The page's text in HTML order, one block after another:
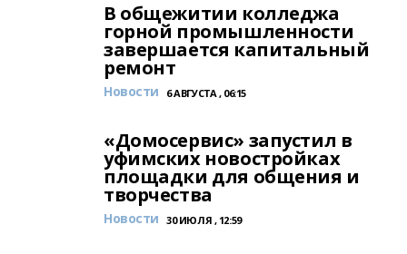
В общежитии колледжа
горной промышленности
завершается капитальный
ремонт
Новости 6 АВГУСТА , 06:15
«Домосервис» запустил в
уфимских новостройках
площадки для общения и
творчества
Новости 30 ИЮЛЯ , 12:59